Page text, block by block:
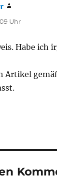
Uhr
Habe ich
Artikel